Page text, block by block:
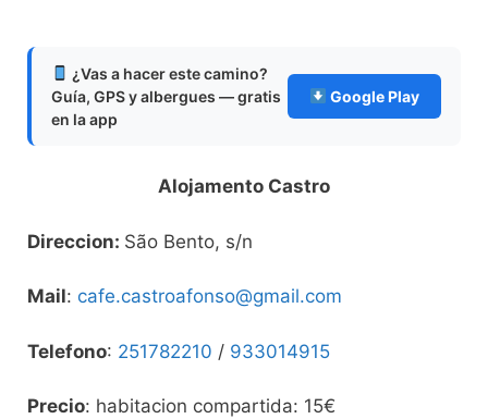
¿Vas a hacer este camino?
Guía, GPS y albergues — gratis
en la app
Google Play
Alojamento Castro
Direccion: São Bento, s/n
Mail: cafe.castroafonso@gmail.com
Telefono: 251782210 / 933014915
Precio: habitacion compartida: 15€